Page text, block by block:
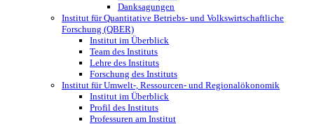
Danksagungen
Institut für Quantitative Betriebs- und Volkswirtschaftliche
Forschung (QBER)
Institut im Überblick
Team des Instituts
Lehre des Instituts
Forschung des Instituts
Institut für Umwelt-, Ressourcen- und Regionalökonomik
Institut im Überblick
Profil des Instituts
Professuren am Institut